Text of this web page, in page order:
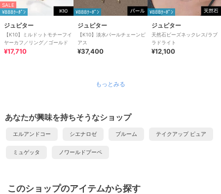
SALE
¥888ｸｰﾎﾟﾝ
ジュピター
【K10】ミルドットモチーフイ
ヤーカフ／リング／ゴールド
¥17,710
¥888ｸｰﾎﾟﾝ
ジュピター
【K10】淡水パールチェーンピ
アス
¥37,400
¥888ｸｰﾎﾟﾝ
ジュピター
天然石ビーズネックレス/ラブ
ラドライト
¥12,100
もっとみる
あなたが興味を持ちそうなショップ
エルアンドコー シエナロゼ ブルーム テイクアップ ピュア
ミュゲッタ ノワールドプーペ
このショップのアイテムから探す